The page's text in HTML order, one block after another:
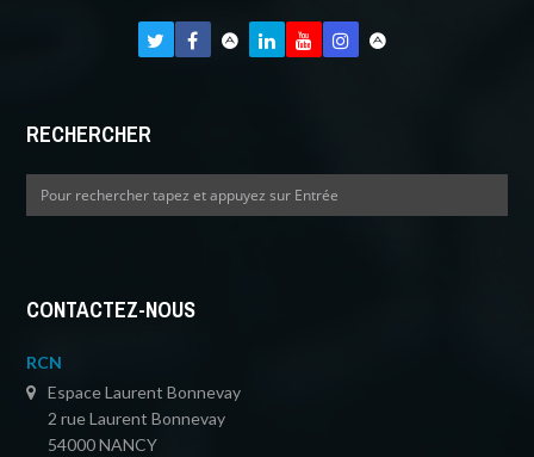
RECHERCHER
CONTACTEZ-NOUS
RCN
Espace Laurent Bonnevay
2 rue Laurent Bonnevay
54000 NANCY